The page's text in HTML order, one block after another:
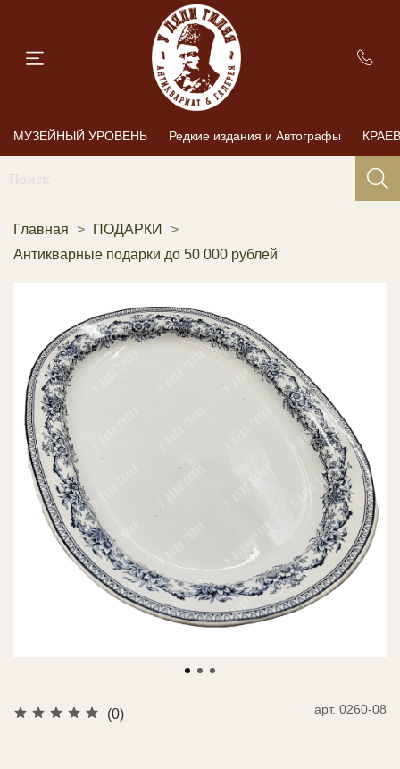
МУЗЕЙНЫЙ УРОВЕНЬ Редкие издания и Автографы
Главная
ПОДАРКИ
Антикварные подарки до 50 000 рублей
(0) арт. 0260-08